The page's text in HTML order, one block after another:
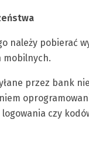
należy pobierać
mobilnych.
przez bank
czy